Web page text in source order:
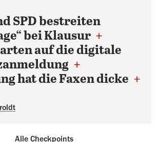
SPD bestreiten
bei Klausur +
auf die digitale
+
hat die Faxen dicke +
Alle Checkpoints